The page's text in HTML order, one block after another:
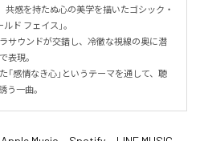
共感を持たぬ心の美学を描いたゴシック・
ド フェイス」。
サウンドが交錯し、冷徹な視線の奥に潜
表現。
感情なき心」というテーマを通して、聴
う一曲。